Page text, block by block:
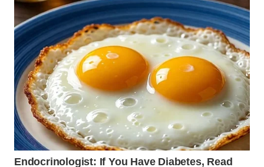
LANGKAT
WN
TAPANULI
SELATAN
WN
TANJUNG
LESUNG
WN
KARO